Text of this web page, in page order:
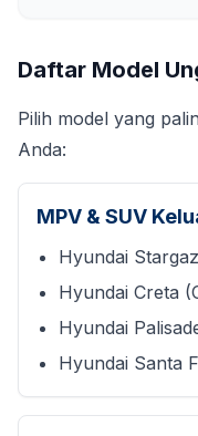
Daftar Model
Pilih model yang
Anda:
MPV & SUV
Hyundai
Hyundai Creta
Hyundai
Hyundai Santa